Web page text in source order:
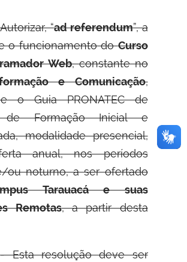
“ad referendum”, a
o funcionamento doCurso
Web, constante no
e Comunicação,
o Guia PRONATEC de
de Formação Inicial e
modalidade presencial,
anual, nos períodos
ou noturno, a ser ofertado
Tarauacá e suas
Remotas, a partir desta
- Esta resolução deve ser